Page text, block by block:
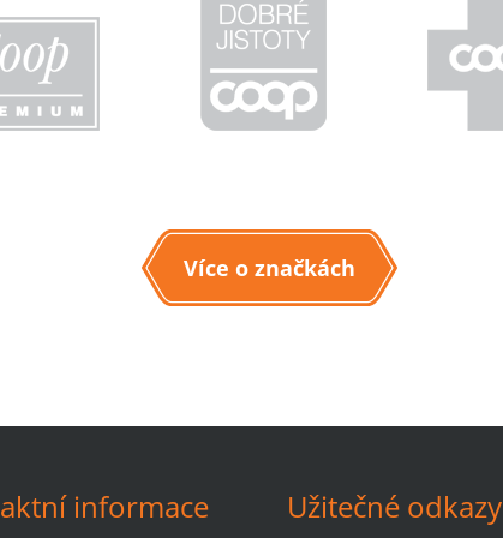
Více o značkách
informace Užitečné odkazy